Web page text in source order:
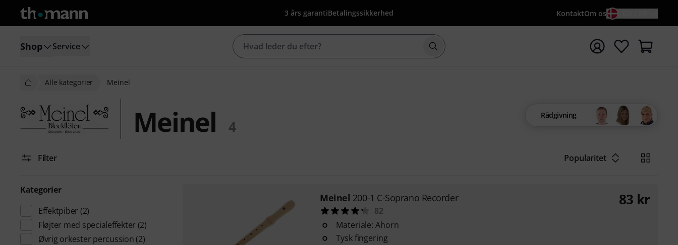
3 års garantiBetalingssikkerhed KontaktOm os
Shop Service Start søgning med søgeord {searchTerm}
Alle kategorier Meinel
Meinel 4
Rådgivning
Filter Popularitet
Kategorier
Effektpiber (2)
Fløjter med specialeffekter (2)
Øvrig orkester percussion (2)
Meinel 200-1 C-Soprano Recorder
82
Materiale: Ahorn
Tysk fingering
83 kr